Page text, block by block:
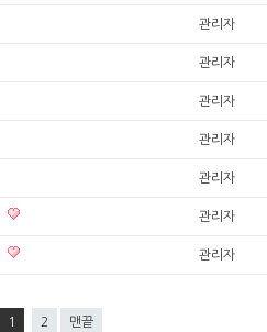
관리자
관리자
관리자
관리자
관리자
관리자
관리자
1 2 맨끝